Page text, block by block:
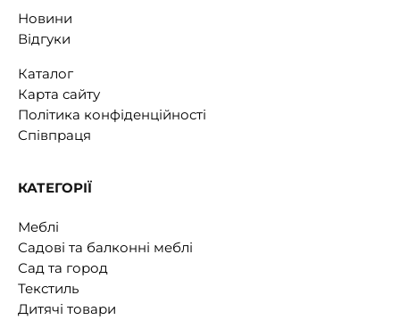
Новини
Відгуки
Каталог
Карта сайту
Політика конфіденційності
Співпраця
КАТЕГОРІЇ
Меблі
Садові та балконні меблі
Сад та город
Текстиль
Дитячі товари